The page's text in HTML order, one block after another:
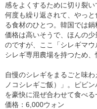
感をよくするために切り裂
何度も繰り返されて、やっ
る食材のひとつ。韓国では
価格は高いそうで、ほんの
のですが、ここ「シレギマ
シレギ専用農場を持つため、
自慢のシレギをまるごと味
ノコシレギご飯）」。ピビ
を豪快に混ぜ合わせて食べる
価格：6,000ウォン